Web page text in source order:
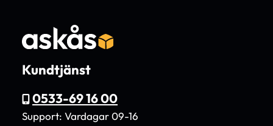
Kundtjänst
0533-69 16 00
Support: Vardagar 09-16